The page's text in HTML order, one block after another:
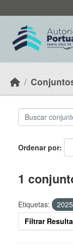
Ordenar por
1
Etiquetas: 2025
Filtrar